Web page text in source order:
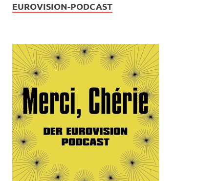
EUROVISION-PODCAST